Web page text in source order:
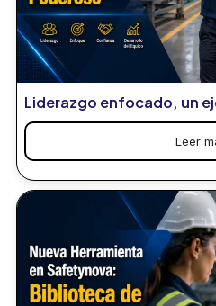
Liderazgo enfocado, un
Leer